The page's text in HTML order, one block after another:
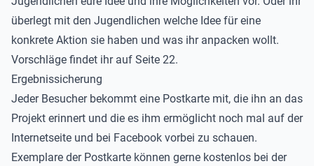
überlegt mit den Jugendlichen welche Idee für eine
konkrete Aktion sie haben und was ihr anpacken wollt.
Vorschläge findet ihr auf Seite 22.
Ergebnissicherung
Jeder Besucher bekommt eine Postkarte mit, die ihn an das
Projekt erinnert und die es ihm ermöglicht noch mal auf der
Internetseite und bei Facebook vorbei zu schauen.
Exemplare der Postkarte können gerne kostenlos bei der